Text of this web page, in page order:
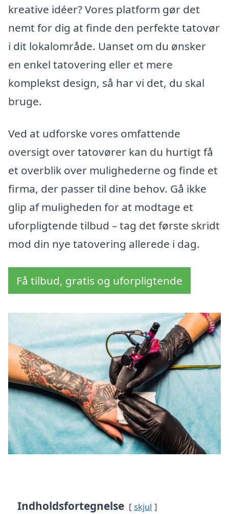
kreative idéer? Vores platform gør det
nemt for dig at finde den perfekte tatovør
i dit lokalområde. Uanset om du ønsker
en enkel tatovering eller et mere
komplekst design, så har vi det, du skal
bruge.
Ved at udforske vores omfattende
oversigt over tatovører kan du hurtigt få
et overblik over mulighederne og finde et
firma, der passer til dine behov. Gå ikke
glip af muligheden for at modtage et
uforpligtende tilbud – tag det første skridt
mod din nye tatovering allerede i dag.
Få tilbud, gratis og uforpligtende
Indholdsfortegnelse skjul